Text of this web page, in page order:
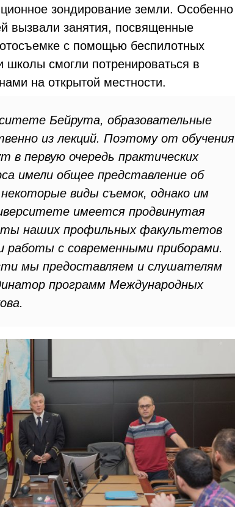
зондирование земли. Особенно
вызвали занятия, посвященные
с помощью беспилотных
школы смогли потренироваться в
на открытой местности.
Бейрута, образовательные
из лекций. Поэтому от обучения
в первую очередь практических
имели общее представление об
виды съемок, однако им
имеется продвинутая
наших профильных факультетов
с современными приборами.
мы предоставляем и слушателям
программ Международных